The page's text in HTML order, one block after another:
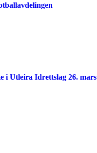
i Utleira Idrettslag 26. mars